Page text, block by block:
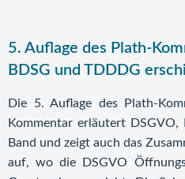
5. Auflage des Plath-
BDSG und TDDDG
Die 5. Auflage des Plath-
Kommentar erläutert
Band und zeigt auch das
auf, wo die DSGVO